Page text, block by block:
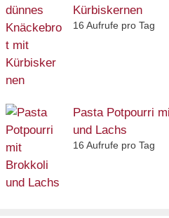
Kürbiskernen
16 Aufrufe pro Tag
Pasta Potpourri
und Lachs
16 Aufrufe pro Tag